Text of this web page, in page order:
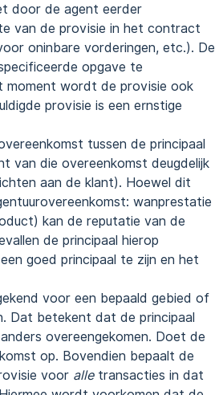
door de agent eerder
van de provisie in het contract
oninbare vorderingen, etc.). De
opgave te
moment wordt de provisie ook
provisie is een ernstige
tussen de principaal
van die overeenkomst deugdelijk
aan de klant). Hoewel dit
wanprestatie
kan de reputatie van de
de principaal hierop
goed principaal te zijn en het
voor een bepaald gebied of
Dat betekent dat de principaal
overeengekomen. Doet de
op. Bovendien bepaalt de
voor alletransacties in dat